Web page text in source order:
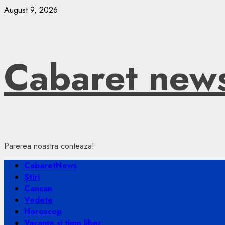
Skip
August 9, 2026
Cabaret
Parerea noastra conteaza!
Primary
Menu
CabaretNews
Știri
Cancan
Vedete
Horoscop